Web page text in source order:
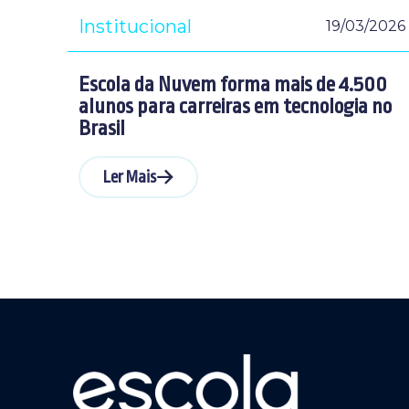
Institucional 19/03/2026
Escola da Nuvem forma mais de 4.500
alunos para carreiras em tecnologia no
Brasil
Ler Mais